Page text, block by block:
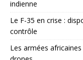
indienne
Le F-35 en crise :
contrôle
Les armées